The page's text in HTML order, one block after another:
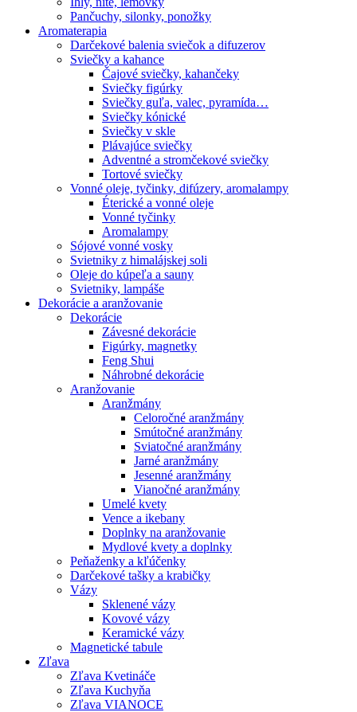
Pančuchy, silonky, ponožky
Aromaterapia
Darčekové balenia sviečok a difuzerov
Sviečky a kahance
Čajové sviečky, kahančeky
Sviečky figúrky
Sviečky guľa, valec, pyramída…
Sviečky kónické
Sviečky v skle
Plávajúce sviečky
Adventné a stromčekové sviečky
Tortové sviečky
Vonné oleje, tyčinky, difúzery, aromalampy
Éterické a vonné oleje
Vonné tyčinky
Aromalampy
Sójové vonné vosky
Svietniky z himalájskej soli
Oleje do kúpeľa a sauny
Svietniky, lampáše
Dekorácie a aranžovanie
Dekorácie
Závesné dekorácie
Figúrky, magnetky
Feng Shui
Náhrobné dekorácie
Aranžovanie
Aranžmány
Celoročné aranžmány
Smútočné aranžmány
Sviatočné aranžmány
Jarné aranžmány
Jesenné aranžmány
Vianočné aranžmány
Umelé kvety
Vence a ikebany
Doplnky na aranžovanie
Mydlové kvety a doplnky
Peňaženky a kľúčenky
Darčekové tašky a krabičky
Vázy
Sklenené vázy
Kovové vázy
Keramické vázy
Magnetické tabule
Zľava
Zľava Kvetináče
Zľava Kuchyňa
Zľava VIANOCE